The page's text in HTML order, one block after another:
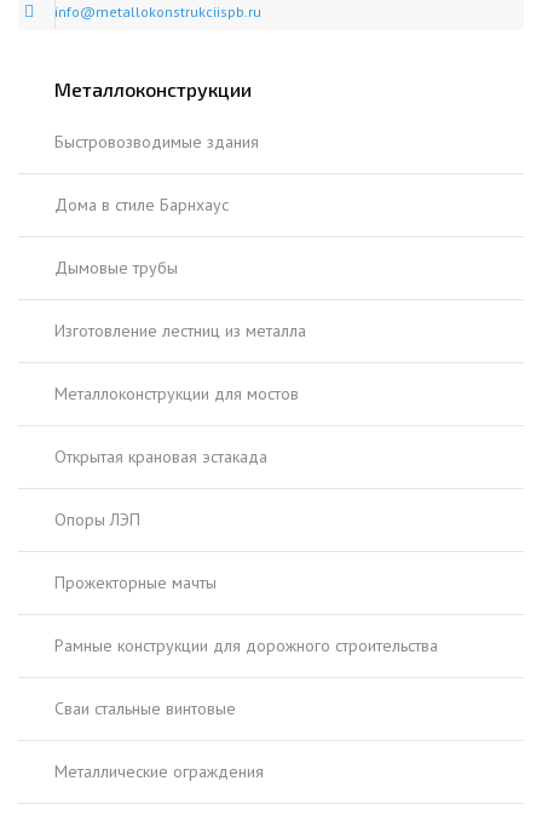
info@metallokonstrukciispb.ru
Металлоконструкции
Быстровозводимые здания
Дома в стиле Барнхаус
Дымовые трубы
Изготовление лестниц из металла
Металлоконструкции для мостов
Открытая крановая эстакада
Опоры ЛЭП
Прожекторные мачты
Рамные конструкции для дорожного строительства
Сваи стальные винтовые
Металлические ограждения